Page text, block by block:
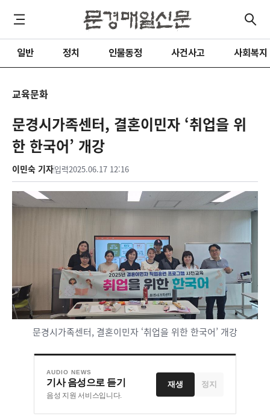
일반 정치 인물동정 사건사고 사회복지
교육문화
문경시가족센터, 결혼이민자 ‘취업을 위
한 한국어’ 개강
이민숙 기자입력2025.06.17 12:16
문경시가족센터, 결혼이민자 ‘취업을 위한 한국어’ 개강
AUDIO NEWS
기사 음성으로 듣기
음성 지원 서비스입니다.
재생 정지